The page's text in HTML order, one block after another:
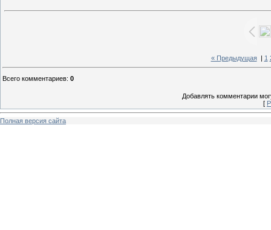
« Предыдущая| 1
Всего комментариев: 0
Добавлять комментарии
[
Полная версия сайта